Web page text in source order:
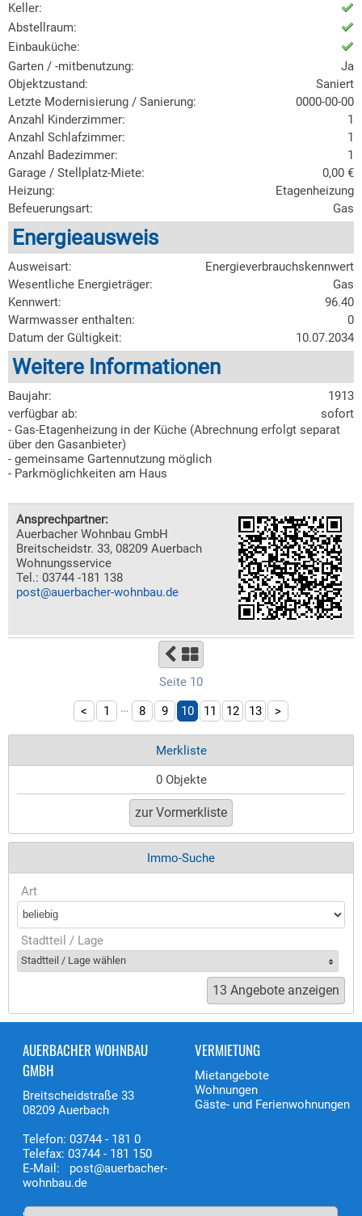
Keller:
Abstellraum:
Einbauküche:
Garten / -mitbenutzung:
Ja
Objektzustand:
Saniert
Letzte Modernisierung / Sanierung:
0000-00-00
Anzahl Kinderzimmer:
1
Anzahl Schlafzimmer:
1
Anzahl Badezimmer:
1
Garage / Stellplatz-Miete:
0,00 €
Heizung:
Etagenheizung
Befeuerungsart:
Gas
Energieausweis
Ausweisart:
Energieverbrauchskennwert
Wesentliche Energieträger:
Gas
Kennwert:
96.40
Warmwasser enthalten:
0
Datum der Gültigkeit:
10.07.2034
Weitere Informationen
Baujahr:
1913
verfügbar ab:
sofort
- Gas-Etagenheizung in der Küche (Abrechnung erfolgt separat
über den Gasanbieter)
- gemeinsame Gartennutzung möglich
- Parkmöglichkeiten am Haus
Ansprechpartner:
Auerbacher Wohnbau GmbH
Breitscheidstr. 33, 08209 Auerbach
Wohnungsservice
Tel.: 03744 -181 138
post@auerbacher-wohnbau.de
Seite 10
<
1 … 8 9 10 11 12 13 >
Merkliste
0 Objekte
Immo-Suche
Art
Stadtteil / Lage
Stadtteil / Lage wählen
AUERBACHER WOHNBAU
GMBH
Breitscheidstraße 33
08209 Auerbach
Telefon: 03744 - 181 0
Telefax: 03744 - 181 150
E-Mail: post@auerbacher-
wohnbau.de
VERMIETUNG
Mietangebote
Wohnungen
Gäste- und Ferienwohnungen